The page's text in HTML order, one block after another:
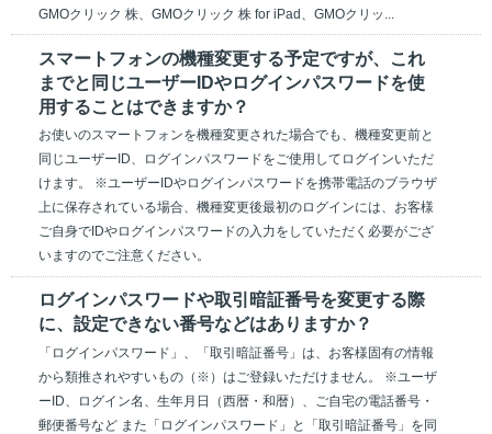
GMOクリック 株、GMOクリック 株 for iPad、GMOクリッ...
スマートフォンの機種変更する予定ですが、これ
までと同じユーザーIDやログインパスワードを使
用することはできますか？
お使いのスマートフォンを機種変更された場合でも、機種変更前と
同じユーザーID、ログインパスワードをご使用してログインいただ
けます。 ※ユーザーIDやログインパスワードを携帯電話のブラウザ
上に保存されている場合、機種変更後最初のログインには、お客様
ご自身でIDやログインパスワードの入力をしていただく必要がござ
いますのでご注意ください。
ログインパスワードや取引暗証番号を変更する際
に、設定できない番号などはありますか？
「ログインパスワード」、「取引暗証番号」は、お客様固有の情報
から類推されやすいもの（※）はご登録いただけません。 ※ユーザ
ーID、ログイン名、生年月日（西暦・和暦）、ご自宅の電話番号・
郵便番号など また「ログインパスワード」と「取引暗証番号」を同